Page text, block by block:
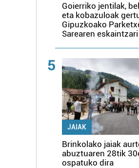
Goierriko jentilak,
eta kobazuloak
Gipuzkoako
Sarearen
5
JAIAK
Brinkolako jaiak
abuztuaren 28tik
ospatuko dira